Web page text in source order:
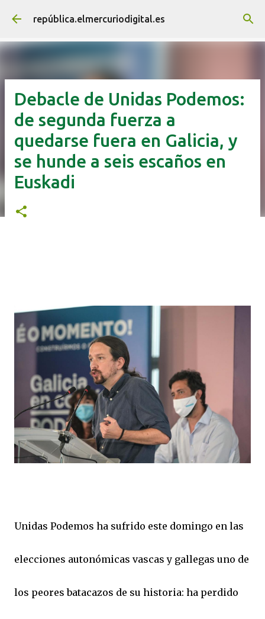
Ir al contenido principal
república.elmercuriodigital.es
Debacle de Unidas Podemos:
de segunda fuerza a
quedarse fuera en Galicia, y
se hunde a seis escaños en
Euskadi
Unidas Podemos ha sufrido este domingo en las
elecciones autonómicas vascas y gallegas uno de
los peores batacazos de su historia: ha perdido